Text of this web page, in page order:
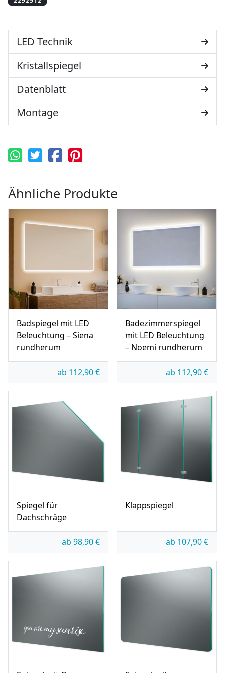
LED Technik
Kristallspiegel
Datenblatt
Montage
Ähnliche Produkte
Badspiegel mit LED
Beleuchtung – Siena
rundherum
ab 112,90€
Badezimmerspiegel
mit LED Beleuchtung
– Noemi rundherum
ab 112,90€
Spiegel für
Dachschräge
ab 98,90€
Klappspiegel
ab 107,90€